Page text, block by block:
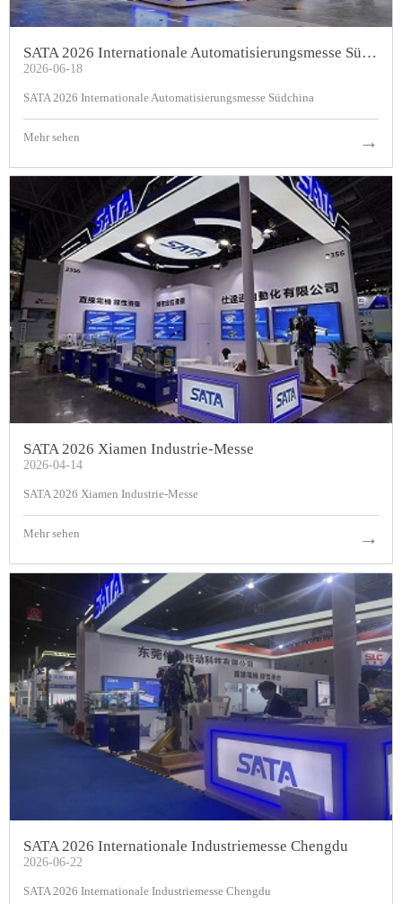
SATA 2026 Internationale Automatisierungsmesse Südchina
2026-06-18
SATA 2026 Internationale Automatisierungsmesse Südchina
Mehr sehen →
SATA 2026 Xiamen Industrie-Messe
2026-04-14
SATA 2026 Xiamen Industrie-Messe
Mehr sehen →
SATA 2026 Internationale Industriemesse Chengdu
2026-06-22
SATA 2026 Internationale Industriemesse Chengdu